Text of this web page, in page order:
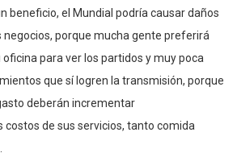
beneficio, el Mundial podría causar daños
negocios, porque mucha gente preferirá
para ver los partidos y muy poca
que sí logren la transmisión, porque
deberán incrementar
costos de sus servicios, tanto comida